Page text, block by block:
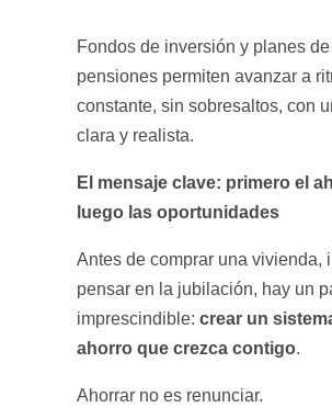
Fondos de inversión y planes de
pensiones permiten avanzar a
constante, sin sobresaltos, con
clara y realista.
El mensaje clave: primero el
luego las oportunidades
Antes de comprar una vivienda,
pensar en la jubilación, hay un
imprescindible: crear un
ahorro que crezca contigo.
Ahorrar no es renunciar.